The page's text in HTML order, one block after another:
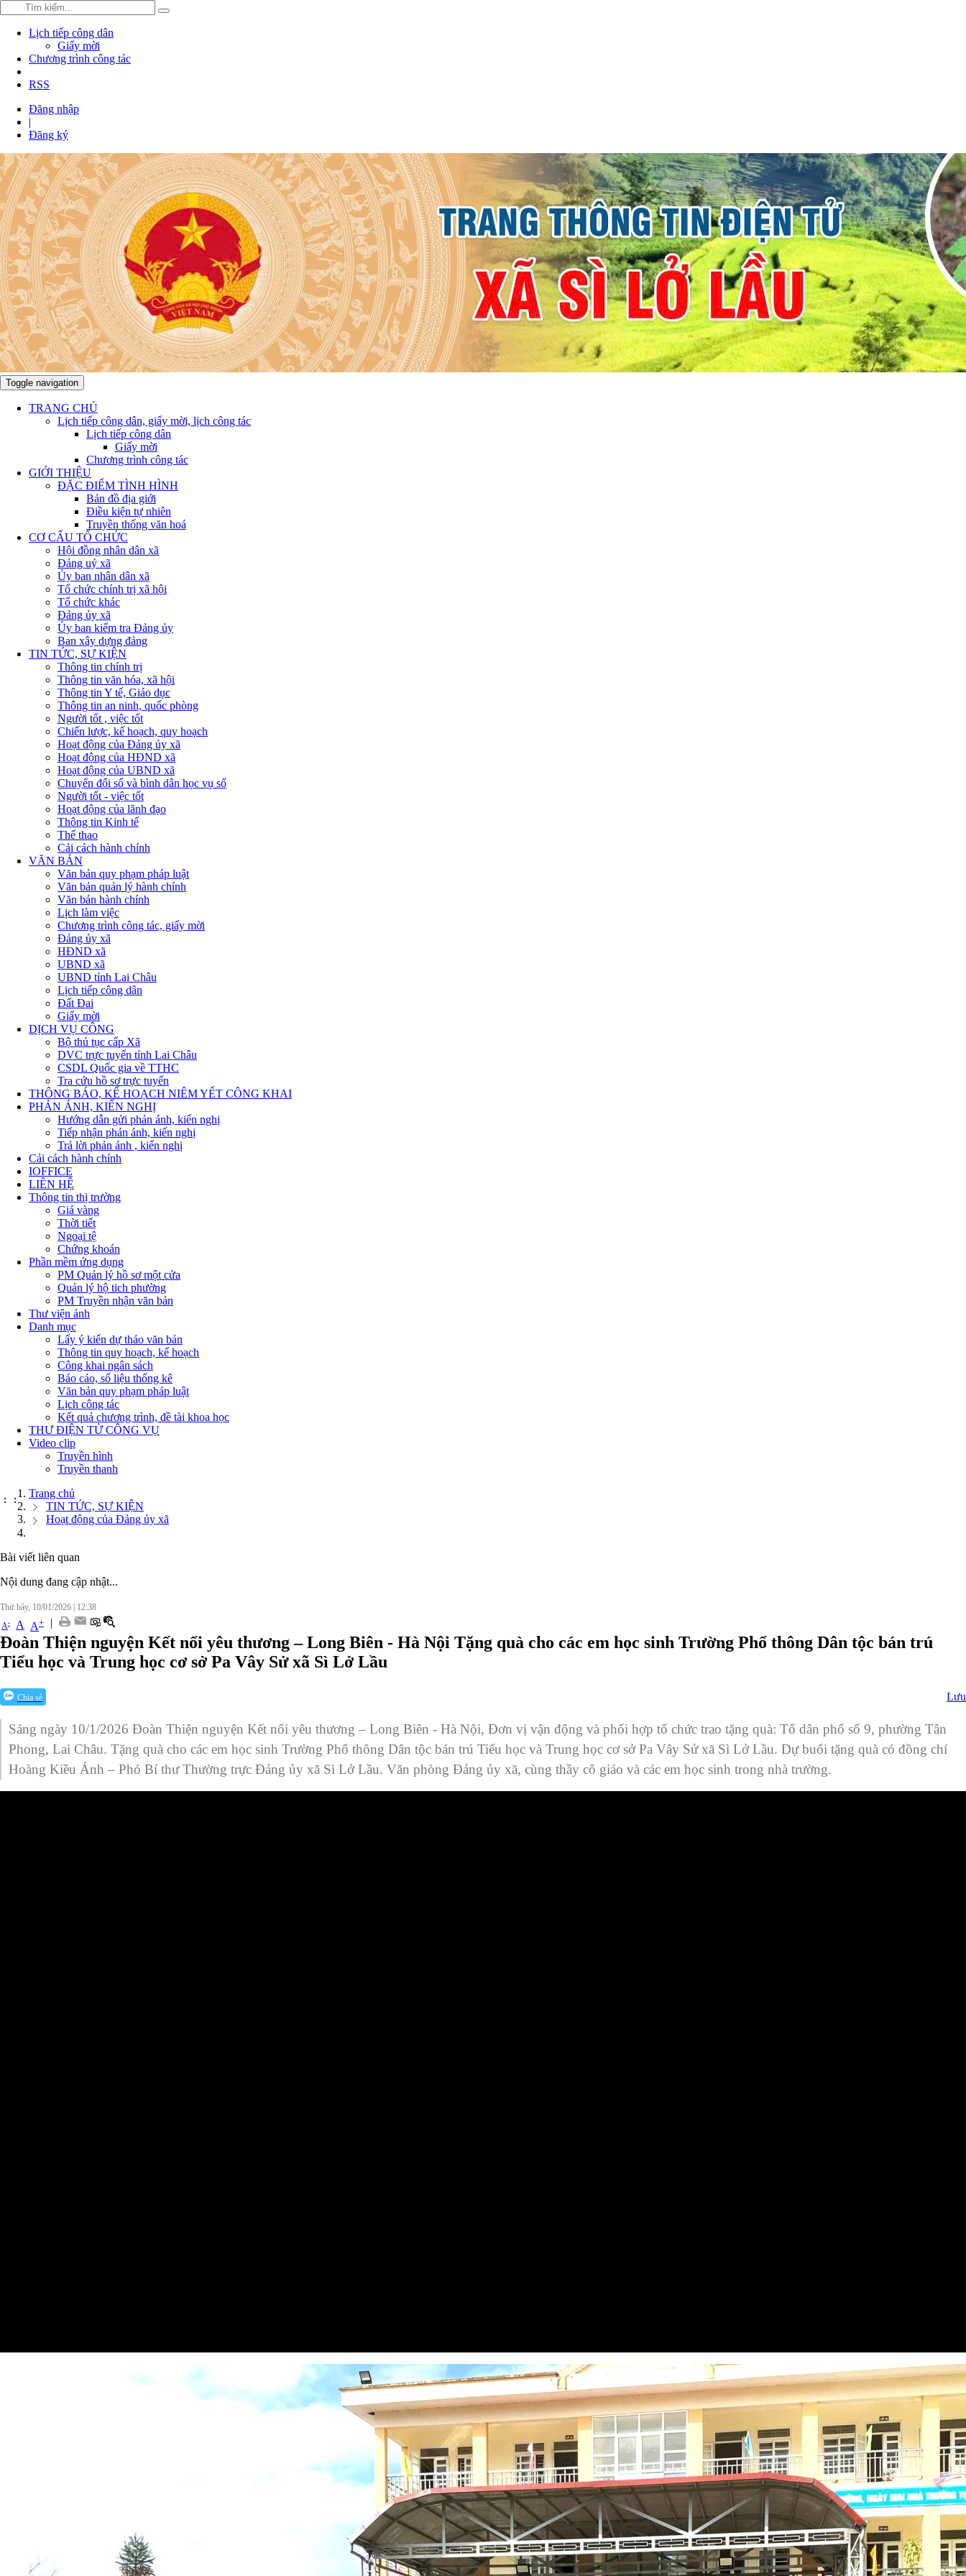
Lịch tiếp công dân
Giấy mời
Chương trình công tác
RSS
Đăng nhập
|
Đăng ký
Toggle navigation
TRANG CHỦ
Lịch tiếp công dân, giấy mời, lịch công tác
Lịch tiếp công dân
Giấy mời
Chương trình công tác
GIỚI THIỆU
ĐẶC ĐIỂM TÌNH HÌNH
Bản đồ địa giới
Điều kiện tự nhiên
Truyền thống văn hoá
CƠ CẤU TỔ CHỨC
Hội đồng nhân dân xã
Đảng uỷ xã
Ủy ban nhân dân xã
Tổ chức chính trị xã hội
Tổ chức khác
Đảng ủy xã
Ủy ban kiểm tra Đảng ủy
Ban xây dựng đảng
TIN TỨC, SỰ KIỆN
Thông tin chính trị
Thông tin văn hóa, xã hội
Thông tin Y tế, Giáo dục
Thông tin an ninh, quốc phòng
Người tốt , việc tốt
Chiến lược, kế hoạch, quy hoạch
Hoạt động của Đảng ủy xã
Hoạt động của HĐND xã
Hoạt động của UBND xã
Chuyển đổi số và bình dân học vụ số
Người tốt - việc tốt
Hoạt động của lãnh đạo
Thông tin Kinh tế
Thể thao
Cải cách hành chính
VĂN BẢN
Văn bản quy phạm pháp luật
Văn bản quản lý hành chính
Văn bản hành chính
Lịch làm việc
Chương trình công tác, giấy mời
Đảng ủy xã
HĐND xã
UBND xã
UBND tỉnh Lai Châu
Lịch tiếp công dân
Đất Đai
Giấy mời
DỊCH VỤ CÔNG
Bộ thủ tục cấp Xã
DVC trực tuyến tỉnh Lai Châu
CSDL Quốc gia về TTHC
Tra cứu hồ sơ trực tuyến
THÔNG BÁO, KẾ HOẠCH NIÊM YẾT CÔNG KHAI
PHẢN ÁNH, KIẾN NGHỊ
Hướng dẫn gửi phản ánh, kiến nghị
Tiếp nhận phản ánh, kiến nghị
Trả lời phản ánh , kiến nghị
Cải cách hành chính
IOFFICE
LIÊN HỆ
Thông tin thị trường
Giá vàng
Thời tiết
Ngoại tệ
Chứng khoán
Phần mềm ứng dụng
PM Quản lý hồ sơ một cửa
Quản lý hộ tich phường
PM Truyền nhận văn bản
Thư viện ảnh
Danh mục
Lấy ý kiến dự thảo văn bản
Thông tin quy hoạch, kế hoạch
Công khai ngân sách
Báo cáo, số liệu thống kê
Văn bản quy phạm pháp luật
Lịch công tác
Kết quả chương trình, đề tài khoa học
THƯ ĐIỆN TỬ CÔNG VỤ
Video clip
Truyền hình
Truyền thanh
: :
Trang chủ
TIN TỨC, SỰ KIỆN
Hoạt động của Đảng ủy xã
Bài viết liên quan
Nội dung đang cập nhật...
Thứ bảy, 10/01/2026 | 12:38
A- A A+ |
Đoàn Thiện nguyện Kết nối yêu thương – Long Biên - Hà Nội Tặng quà cho các em học sinh Trường Phổ thông Dân tộc bán trú
Tiểu học và Trung học cơ sở Pa Vây Sử xã Sì Lở Lầu
Chia sẻ Lưu
Sáng ngày 10/1/2026 Đoàn Thiện nguyện Kết nối yêu thương – Long Biên - Hà Nội, Đơn vị vận động và phối hợp tổ chức trao tặng quà: Tổ dân phố số 9, phường Tân
Phong, Lai Châu. Tặng quà cho các em học sinh Trường Phổ thông Dân tộc bán trú Tiểu học và Trung học cơ sở Pa Vây Sử xã Sì Lở Lầu. Dự buổi tặng quà có đồng chí
Hoàng Kiều Ánh – Phó Bí thư Thường trực Đảng ủy xã Sì Lở Lầu. Văn phòng Đảng ủy xã, cùng thầy cô giáo và các em học sinh trong nhà trường.